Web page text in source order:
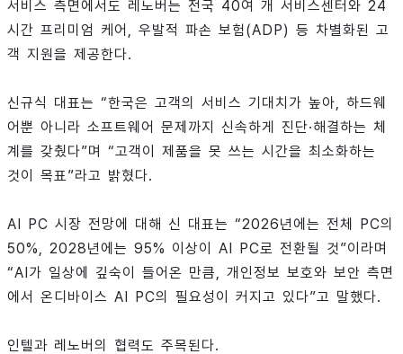
서비스 측면에서도 레노버는 전국 40여 개 서비스센터와 24
시간 프리미엄 케어, 우발적 파손 보험(ADP) 등 차별화된 고
객 지원을 제공한다.
신규식 대표는 “한국은 고객의 서비스 기대치가 높아, 하드웨
어뿐 아니라 소프트웨어 문제까지 신속하게 진단·해결하는 체
계를 갖췄다”며 “고객이 제품을 못 쓰는 시간을 최소화하는
것이 목표”라고 밝혔다.
AI PC 시장 전망에 대해 신 대표는 “2026년에는 전체 PC의
50%, 2028년에는 95% 이상이 AI PC로 전환될 것”이라며
“AI가 일상에 깊숙이 들어온 만큼, 개인정보 보호와 보안 측면
에서 온디바이스 AI PC의 필요성이 커지고 있다”고 말했다.
인텔과 레노버의 협력도 주목된다.